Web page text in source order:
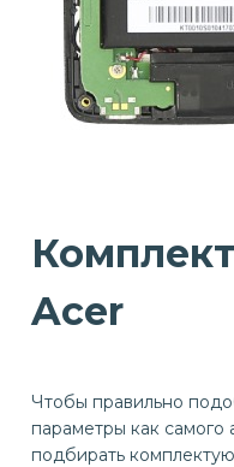
Acer
Чтобы правильно
параметры как
подбирать